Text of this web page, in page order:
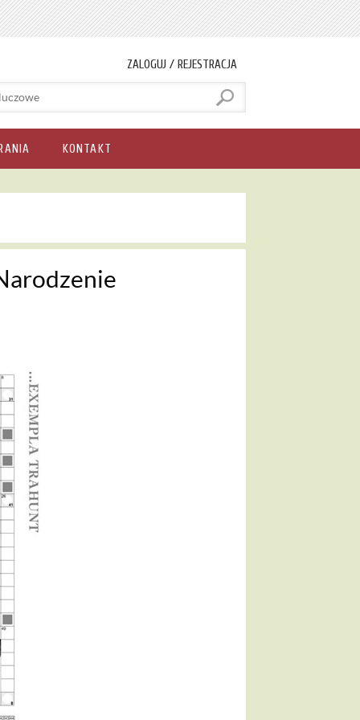
ZALOGUJ / REJESTRACJA
KONTAKT